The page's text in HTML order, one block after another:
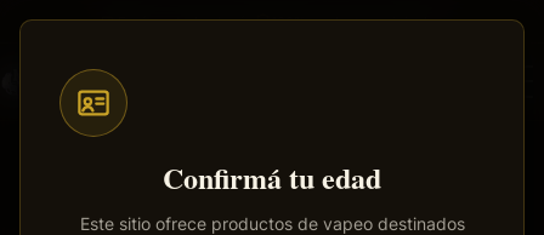
Confirmá tu edad
Este sitio ofrece productos de vapeo destinados
Saltar
contenido
principal
Envíos a todo el país· 100% productos originales